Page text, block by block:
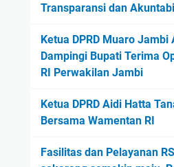
Transparansi dan
Ketua DPRD Muaro Jambi
Dampingi Bupati Terima
RI Perwakilan Jambi
Ketua DPRD Aidi Hatta
Bersama Wamentan RI
Fasilitas dan Pelayanan